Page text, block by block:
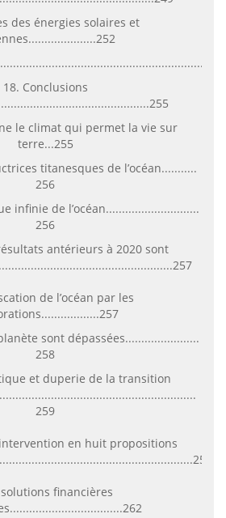
des énergies solaires et
18. Conclusions
le climat qui permet la vie sur
terre...255
titanesques de l’océan...........
256
infinie de l’océan.............................
256
antérieurs à 2020 sont
de l’océan par les
sont dépassées.......................
258
et duperie de la transition
259
en huit propositions
solutions financières